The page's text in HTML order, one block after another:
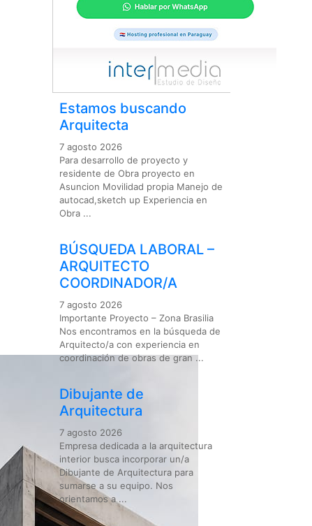
Estamos buscando
Arquitecta
7 agosto 2026
Para desarrollo de proyecto y
residente de Obra proyecto en
Asuncion Movilidad propia Manejo de
autocad,sketch up Experiencia en
Obra ...
BÚSQUEDA LABORAL –
ARQUITECTO
COORDINADOR/A
7 agosto 2026
Importante Proyecto – Zona Brasilia
Nos encontramos en la búsqueda de
Arquitecto/a con experiencia en
coordinación de obras de gran ...
Dibujante de
Arquitectura
7 agosto 2026
Empresa dedicada a la arquitectura
interior busca incorporar un/a
Dibujante de Arquitectura para
sumarse a su equipo. Nos
orientamos a ...